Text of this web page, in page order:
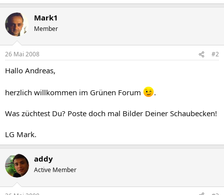
Mark1
Member
26 Mai 2008 #2
Hallo Andreas,
herzlich willkommen im Grünen Forum .
Was züchtest Du? Poste doch mal Bilder Deiner Schaubecken!
LG Mark.
addy
Active Member